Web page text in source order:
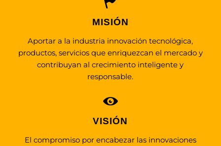
MISIÓN
Aportar a la industria innovación tecnológica,
productos, servicios que enriquezcan el mercado y
contribuyan al crecimiento inteligente y
responsable.
VISIÓN
El compromiso por encabezar las innovaciones